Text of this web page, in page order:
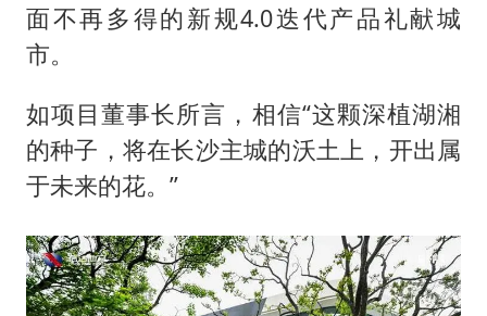
面不再多得的新规4.0迭代产品礼献城
市。
如项目董事长所言，相信“这颗深植湖湘
的种子，将在长沙主城的沃土上，开出属
于未来的花。”